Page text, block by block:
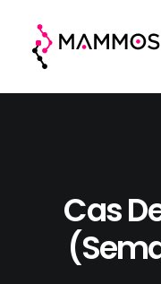
CLINIQUE
EVALUATION
A PROPOS
Cas